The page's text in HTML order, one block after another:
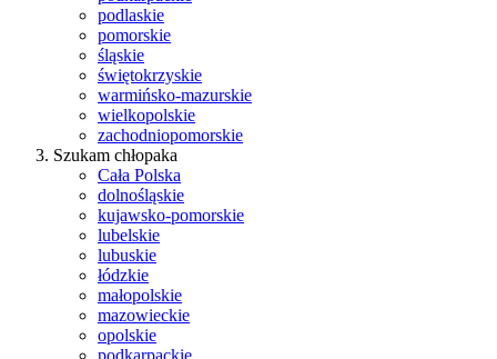
podlaskie
pomorskie
śląskie
świętokrzyskie
warmińsko-mazurskie
wielkopolskie
zachodniopomorskie
Szukam chłopaka
Cała Polska
dolnośląskie
kujawsko-pomorskie
lubelskie
lubuskie
łódzkie
małopolskie
mazowieckie
opolskie
podkarpackie